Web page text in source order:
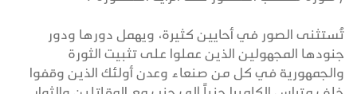
تُستثنى الصور في أحايين كثيرة، ويهمل دورها ودور
جنودها المجهولين الذين عملوا على تثبيت الثورة
والجمهورية في كل من صنعاء وعدن أولئك الذين وقفوا